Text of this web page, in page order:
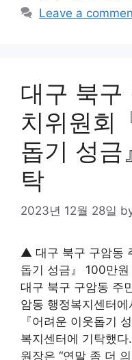
Leave a
대구 북구
치위원회
돕기 성금
탁
2023년 12월 28일
▲ 대구 북구 구암동
돕기 성금』 100만
대구 북구 구암동 주
암동 행정복지센터
『어려운 이웃돕기
복지센터에 기탁했
원장은 “연말 좀 더